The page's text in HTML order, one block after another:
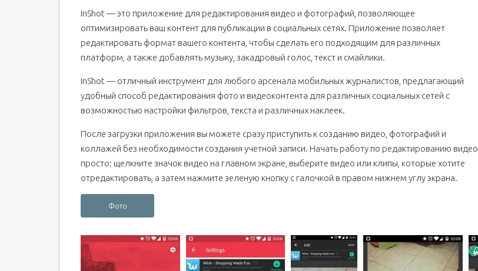
InShot — это приложение для редактирования видео и фотографий, позволяющее
оптимизировать ваш контент для публикации в социальных сетях. Приложение позволяет
редактировать формат вашего контента, чтобы сделать его подходящим для различных
платформ, а также добавлять музыку, закадровый голос, текст и смайлики.
InShot — отличный инструмент для любого арсенала мобильных журналистов, предлагающий
удобный способ редактирования фото и видеоконтента для различных социальных сетей с
возможностью настройки фильтров, текста и различных наклеек.
После загрузки приложения вы можете сразу приступить к созданию видео, фотографий и
коллажей без необходимости создания учетной записи. Начать работу по редактированию видео
просто; щелкните значок видео на главном экране, выберите видео или клипы, которые хотите
отредактировать, а затем нажмите зеленую кнопку с галочкой в правом нижнем углу экрана.
Фото